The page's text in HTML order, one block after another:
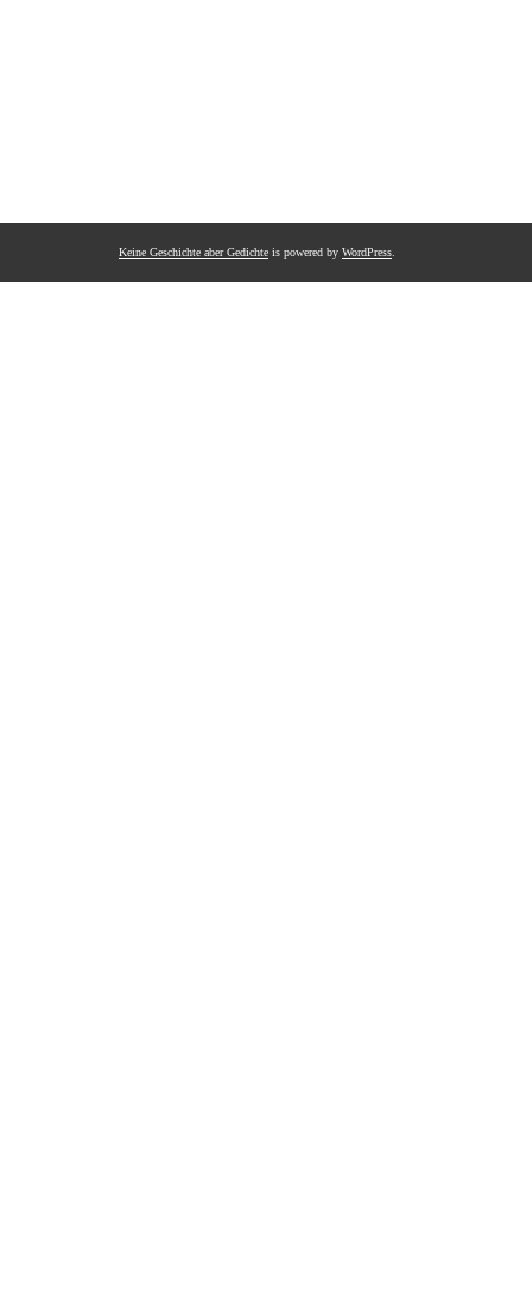
Keine Geschichte aber Gedichte is powered by WordPress